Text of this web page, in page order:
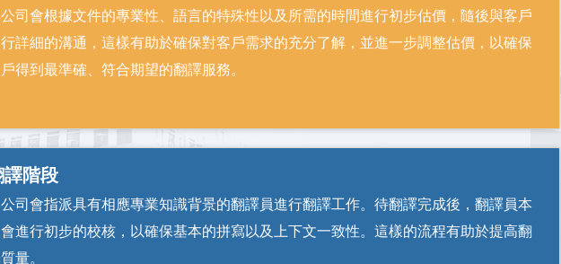
司會根據文件的專業性、語言的特殊性以及所需的時間進行初步估價，隨後與客戶
詳細的溝通，這樣有助於確保對客戶需求的充分了解，並進一步調整估價，以確保
得到最準確、符合期望的翻譯服務。
階段
司會指派具有相應專業知識背景的翻譯員進行翻譯工作。待翻譯完成後，翻譯員本
進行初步的校核，以確保基本的拼寫以及上下文一致性。這樣的流程有助於提高翻
量。